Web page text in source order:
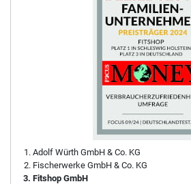
Adolf Würth GmbH & Co. KG
Fischerwerke GmbH & Co. KG
Fitshop GmbH